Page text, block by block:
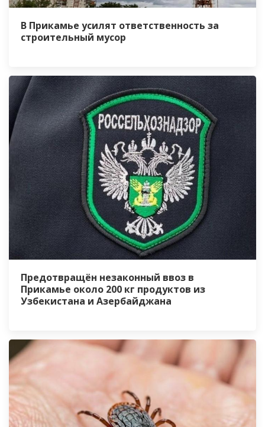
В Прикамье усилят ответственность за
строительный мусор
Предотвращён незаконный ввоз в
Прикамье около 200 кг продуктов из
Узбекистана и Азербайджана